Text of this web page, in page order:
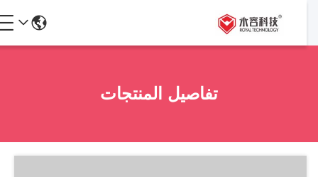
تفاصيل المنتجات